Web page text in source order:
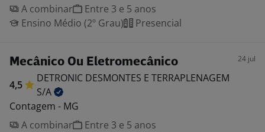
A combinar
Entre 3 e 5 anos
Ensino Médio (2º Grau)
Presencial
Mecânico Ou Eletromecânico 24 jul
4,5
DETRONIC DESMONTES E TERRAPLENAGEM
S/A
Contagem - MG
A combinar
Entre 3 e 5 anos